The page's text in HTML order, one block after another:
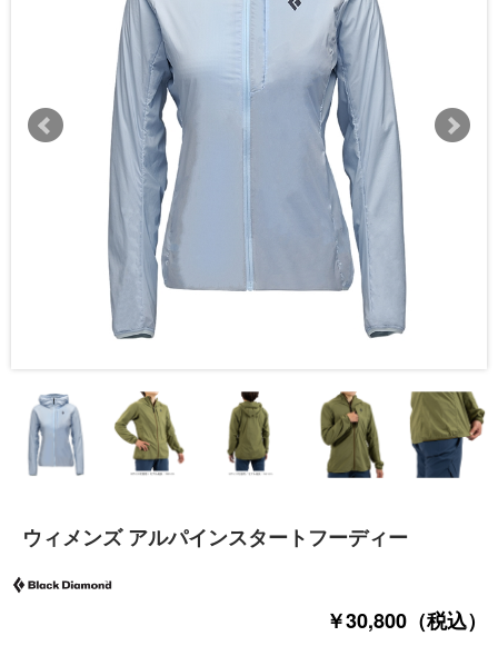
ウィメンズ アルパインスタートフーディー
￥30,800（税込）